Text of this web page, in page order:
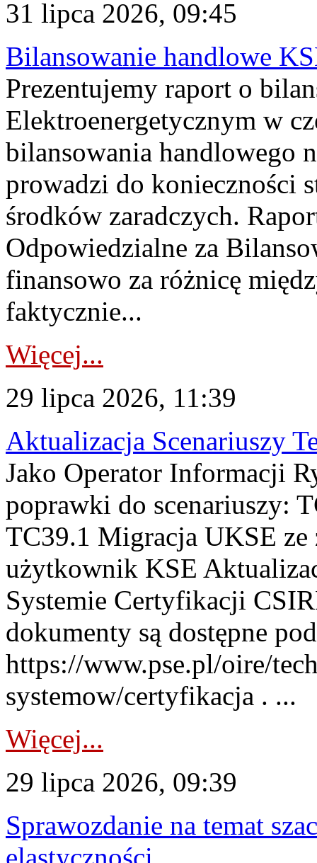
31 lipca 2026, 09:45
Bilansowanie handlowe
Prezentujemy raport o
Elektroenergetycznym w
bilansowania handlowego
prowadzi do konieczności
środków zaradczych.
Odpowiedzialne za
finansowo za różnicę
faktycznie...
Więcej...
29 lipca 2026, 11:39
Aktualizacja Scenariuszy
Jako Operator Informacji
poprawki do scenariuszy:
TC39.1 Migracja UKSE
użytkownik KSE
Systemie Certyfikacji
dokumenty są dostępne
https://www.pse.pl/oire/
systemow/certyfikacja . ...
Więcej...
29 lipca 2026, 09:39
Sprawozdanie na temat